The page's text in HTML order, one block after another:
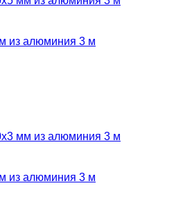
из алюминия 3 м
из алюминия 3 м